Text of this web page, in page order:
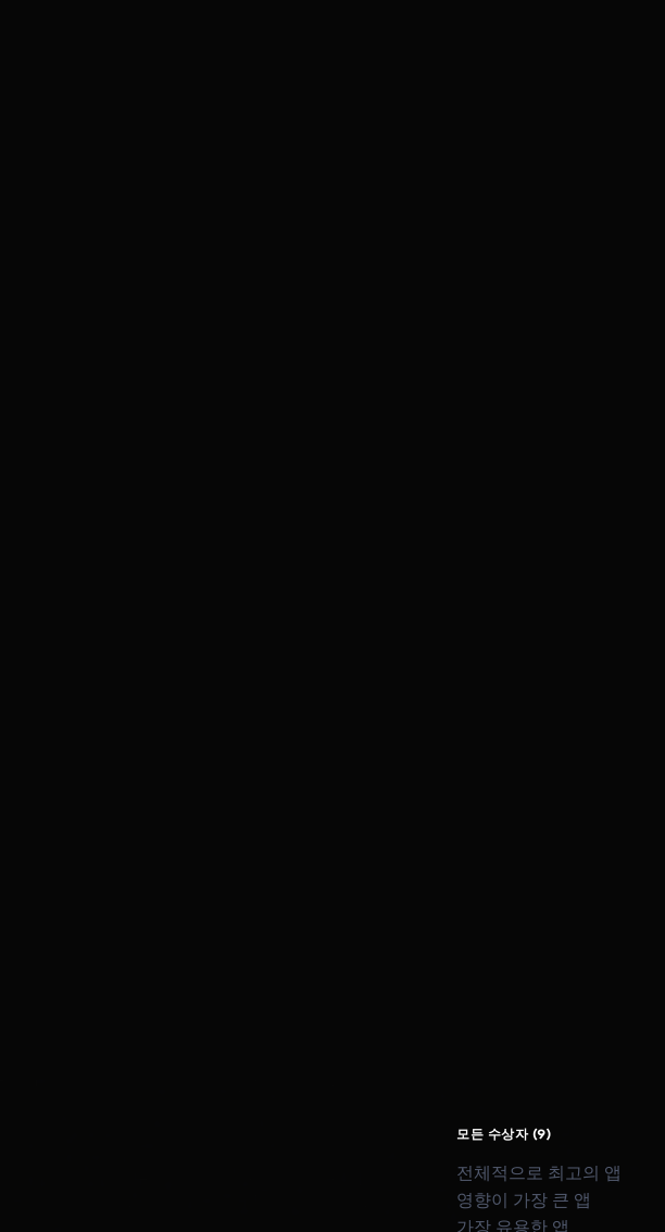
모든 수상자 (9)
전체적으로 최고의 앱
영향이 가장 큰 앱
가장 유용한 앱